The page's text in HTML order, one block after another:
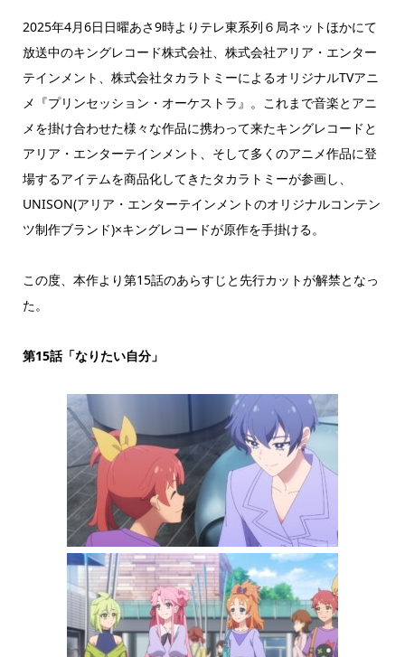
2025年4月6日日曜あさ9時よりテレ東系列６局ネットほかにて
放送中のキングレコード株式会社、株式会社アリア・エンター
テインメント、株式会社タカラトミーによるオリジナルTVアニ
メ『プリンセッション・オーケストラ』。これまで音楽とアニ
メを掛け合わせた様々な作品に携わって来たキングレコードと
アリア・エンターテインメント、そして多くのアニメ作品に登
場するアイテムを商品化してきたタカラトミーが参画し、
UNISON(アリア・エンターテインメントのオリジナルコンテン
ツ制作ブランド)×キングレコードが原作を手掛ける。
この度、本作より第15話のあらすじと先行カットが解禁となっ
た。
第15話「なりたい自分」